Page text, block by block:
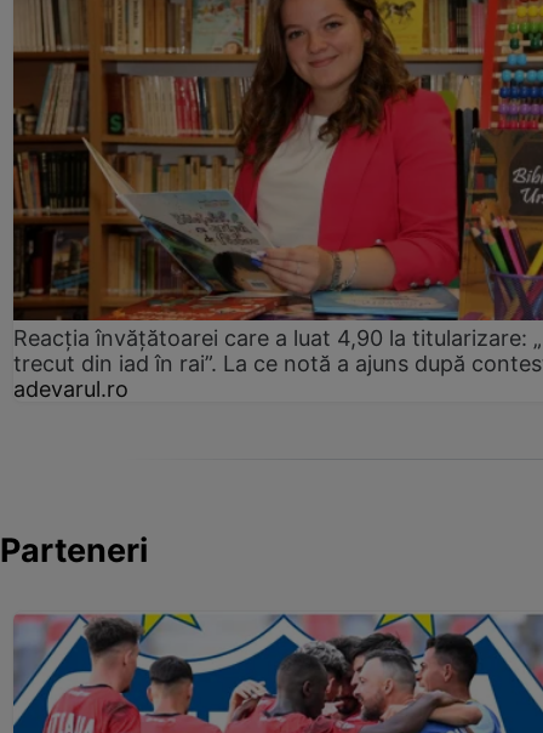
Reacția învățătoarei care a luat 4,90 la titularizare:
trecut din iad în rai”. La ce notă a ajuns după
adevarul.ro
Parteneri